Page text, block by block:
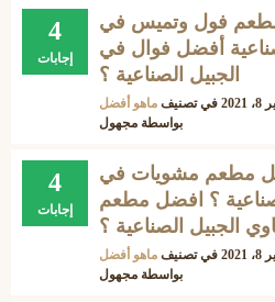
4
إجابات
فول وتميس في
أفضل فوال في
الجبيل الصناعية ؟
في تصنيف ماهو أفضل
بواسطة مجهول
4
إجابات
مطعم مشويات في
؟ افضل مطعم
الجبيل الصناعية ؟
في تصنيف ماهو أفضل
بواسطة مجهول